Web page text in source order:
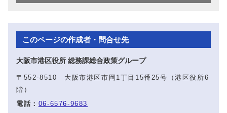
このページの作成者・問合せ先
大阪市港区役所 総務課総合政策グループ
〒552-8510 大阪市港区市岡1丁目15番25号（港区役所6
階）
電話： 06-6576-9683